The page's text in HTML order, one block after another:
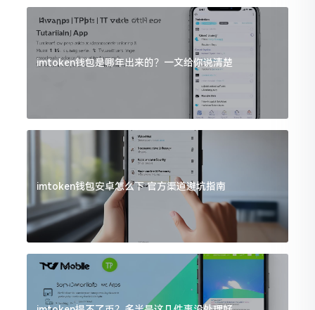
imtoken钱包是哪年出来的？一文给你说清楚
imtoken钱包安卓怎么下 官方渠道避坑指南